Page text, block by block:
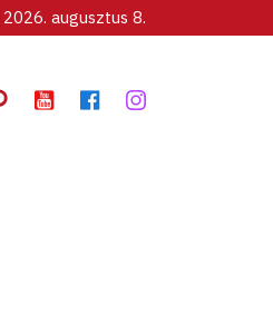
2026. augusztus 8.